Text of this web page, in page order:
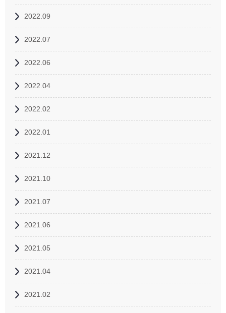
2022.09
2022.07
2022.06
2022.04
2022.02
2022.01
2021.12
2021.10
2021.07
2021.06
2021.05
2021.04
2021.02